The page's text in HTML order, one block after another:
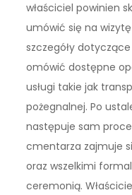
właściciel powinien
umówić się na
szczegóły
omówić dostępne
usługi takie jak
pożegnalnej. Po
następuje sam
cmentarza zajmuje
oraz wszelkimi
ceremonią.